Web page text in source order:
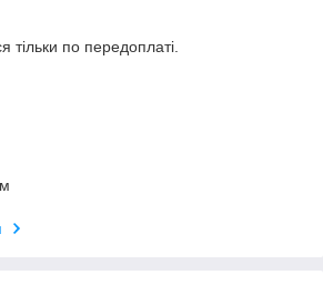
тільки по передоплаті.